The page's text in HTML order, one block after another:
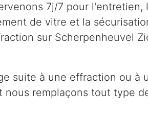
7j/7 pour l'entretien,
de vitre et la
sur Scherpenheuvel
suite à une effraction ou à
nous remplaçons tout type